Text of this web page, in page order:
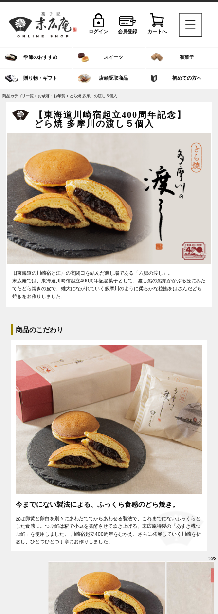
ログイン 会員登録 カートへ
季節のおすすめ スイーツ 和菓子
贈り物・ギフト 店頭受取商品 初めての方へ
商品カテゴリ一覧 > お歳暮・お年賀 > どら焼 多摩川の渡し５個入
【東海道川崎宿起立400周年記念】
どら焼 多摩川の渡し５個入
旧東海道の川崎宿と江戸の玄関口を結んだ渡し場である「六郷の渡し」。
末広庵では、東海道川崎宿起立400周年記念菓子として、渡し船の船頭がかぶる笠にみた
てたどら焼きの皮で、雄大にながれていく多摩川のように柔らかな粒餡をはさんだどら
焼きをお作りしました。
商品のこだわり
今までにない製法による、ふっくら食感のどら焼き。
皮は卵黄と卵白を別々にあわだててからあわせる製法で、これまでにないふっくらと
した食感に。つぶ餡は糀で小豆を発酵させて炊き上げる、末広庵特製の「あずき糀つ
ぶ餡」を使用しました。 川崎宿起立400周年をむかえ、さらに発展していく川崎を祈
念し、ひとつひとつ丁寧にお作りしました。